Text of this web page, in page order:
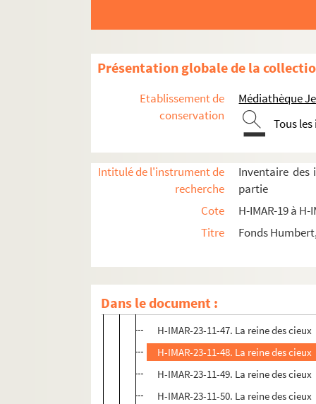
Présentation globale de la
Etablissement de
conservation
Médiathèque
Tous
Intitulé de l'instrument de
recherche
Inventaire des
partie
Cote
H-IMAR-19 à H-
Titre
Fonds
Dans le document :
H-IMAR-22-88-207. Saint Ignace de
H-IMAR-22-90-209. Illustration des 16
H-IMAR-22-91-210. Quarante moines
H-IMAR-22-92-211. Les saints
La Sainte Vierge
Sommeil de Jésus
Marie et l'enfant Jésus
H-IMAR-23-10-44. La Vierge et l'oiseau
Dévotion à la Vierge
H-IMAR-23-11-46. La reine des cieux
H-IMAR-23-11-47. La reine des cieux
H-IMAR-23-11-48. La reine des cieux
H-IMAR-23-11-49. La reine des cieux
H-IMAR-23-11-50. La reine des cieux